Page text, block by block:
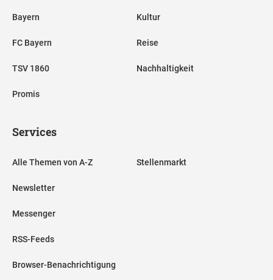
Bayern
FC Bayern
TSV 1860
Promis
Kultur
Reise
Nachhaltigkeit
Services
Alle Themen von A-Z
Newsletter
Messenger
RSS-Feeds
Browser-Benachrichtigung
Stellenmarkt